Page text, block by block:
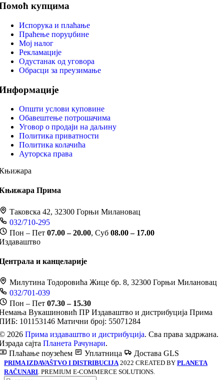
купцима
Испорука и плаћање
Праћење поруџбине
Мој налог
Рекламације
Одустанак од уговора
Обрасци за преузимање
Општи услови куповине
Обавештење потрошачима
Уговор о продаји на даљину
Политика приватности
Политика колачића
Ауторска права
Прима
Таковска 42, 32300 Горњи Милановац
032/710-295
Пон – Пет 07.00 – 20.00, Суб 08.00 – 17.00
и канцеларије
Милутина Тодоровића Жице бр. 8, 32300 Горњи Милановац
032/701-039
Пон – Пет 07.30 – 15.30
Вукашиновић ПР Издаваштво и дистрибуција Прима
101153146 Матични број: 55071284
2026 Прима издаваштво и дистрибуција. Сва права задржана.
сајта Планета Рачунари.
Плаћање поузећем
Уплатница Достава GLS
PRIMA IZDAVAŠTVO I DISTRIBUCIJA 2022 CREATED BY PLANETA
RAČUNARI. PREMIUM E-COMMERCE SOLUTIONS.